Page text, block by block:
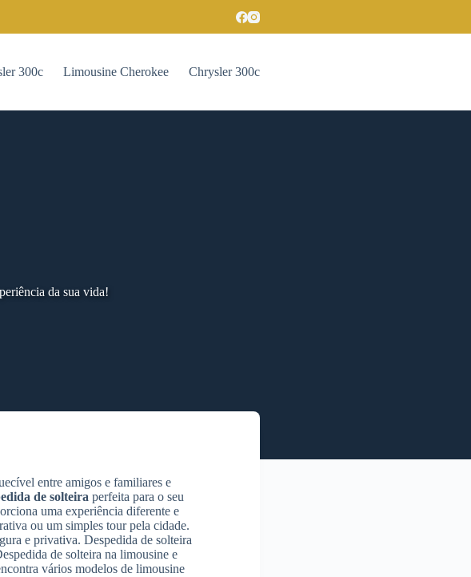
300c Limousine Cherokee Chrysler 300c
da sua vida!
entre amigos e familiares e
de solteira perfeita para o seu
uma experiência diferente e
ou um simples tour pela cidade.
e privativa. Despedida de solteira
de solteira na limousine e
vários modelos de limousine